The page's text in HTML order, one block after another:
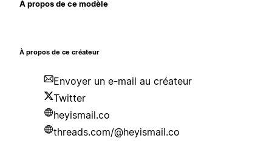
À propos de ce modèle
À propos de ce créateur
Envoyer un e-mail au créateur
Twitter
heyismail.co
threads.com/@heyismail.co